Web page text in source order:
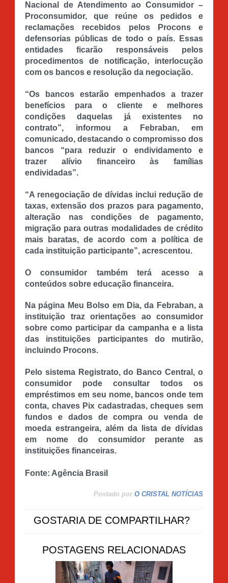
Nacional de Atendimento ao Consumidor –
Proconsumidor, que reúne os pedidos e
reclamações recebidos pelos Procons e
defensorias públicas de todo o país. Essas
entidades ficarão responsáveis pelos
procedimentos de notificação, interlocução
com os bancos e resolução da negociação.
“Os bancos estarão empenhados a trazer
benefícios para o cliente e melhores
condições daquelas já existentes no
contrato”, informou a Febraban, em
comunicado, destacando o compromisso dos
bancos “para reduzir o endividamento e
trazer alívio financeiro às famílias
endividadas”.
“A renegociação de dívidas inclui redução de
taxas, extensão dos prazos para pagamento,
alteração nas condições de pagamento,
migração para outras modalidades de crédito
mais baratas, de acordo com a política de
cada instituição participante”, acrescentou.
O consumidor também terá acesso a
conteúdos sobre educação financeira.
Na página Meu Bolso em Dia, da Febraban, a
instituição traz orientações ao consumidor
sobre como participar da campanha e a lista
das instituições participantes do mutirão,
incluindo Procons.
Pelo sistema Registrato, do Banco Central, o
consumidor pode consultar todos os
empréstimos em seu nome, bancos onde tem
conta, chaves Pix cadastradas, cheques sem
fundos e dados de compra ou venda de
moeda estrangeira, além da lista de dívidas
em nome do consumidor perante as
instituições financeiras.
Fonte: Agência Brasil
Postado por O CRISTAL NOTÍCIAS
GOSTARIA DE COMPARTILHAR?
POSTAGENS RELACIONADAS